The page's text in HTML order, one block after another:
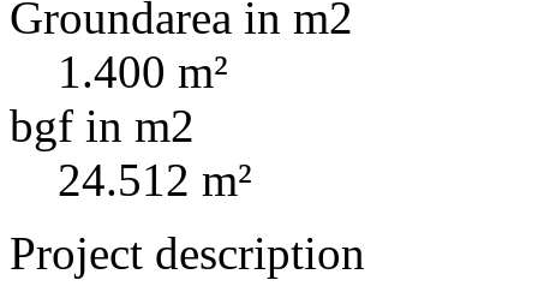
Groundarea in m2
1.400 m²
bgf in m2
24.512 m²
Project description